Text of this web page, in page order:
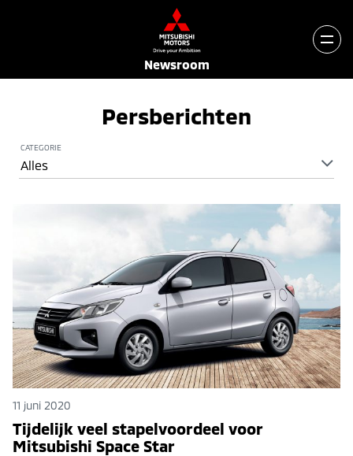
Newsroom
Persberichten
CATEGORIE
11 juni 2020
Tijdelijk veel stapelvoordeel voor
Mitsubishi Space Star